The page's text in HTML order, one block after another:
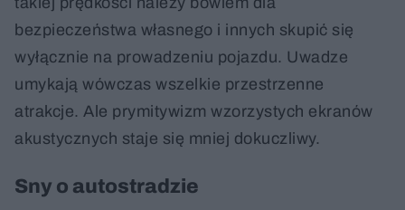
bezpieczeństwa własnego i innych skupić się
wyłącznie na prowadzeniu pojazdu. Uwadze
umykają wówczas wszelkie przestrzenne
atrakcje. Ale prymitywizm wzorzystych ekranów
akustycznych staje się mniej dokuczliwy.
Sny o autostradzie